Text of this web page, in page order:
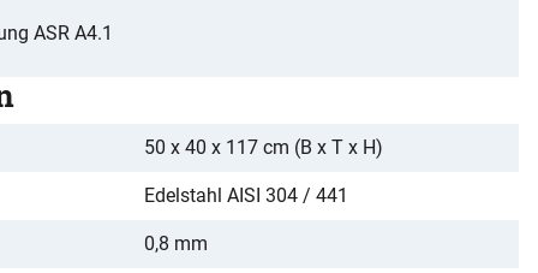
ASR A4.1
50 x 40 x 117 cm (B x T x H)
Edelstahl AISI 304 / 441
0,8 mm